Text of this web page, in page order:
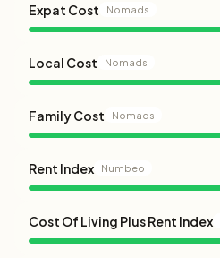
Expat Cost Nomads
Local Cost Nomads
Family Cost Nomads
Rent Index Numbeo
Cost Of Living Plus Rent Index